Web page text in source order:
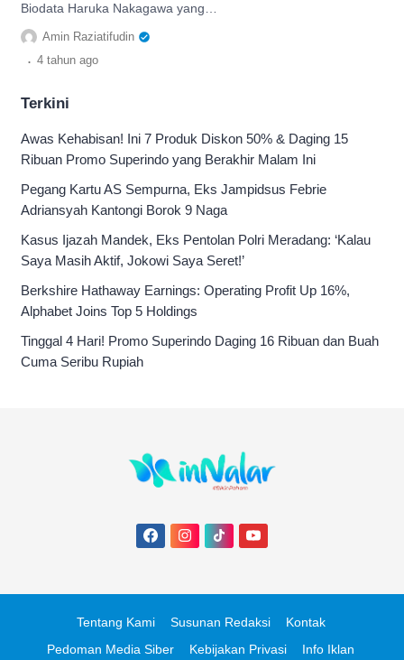
Biodata Haruka Nakagawa yang
merupakan Eks member JKT48, mulai
dari IG, Tiktok dan Instagramnya disini.
Amin Raziatifudin
. 4 tahun ago
Terkini
Awas Kehabisan! Ini 7 Produk Diskon 50% & Daging 15
Ribuan Promo Superindo yang Berakhir Malam Ini
Pegang Kartu AS Sempurna, Eks Jampidsus Febrie
Adriansyah Kantongi Borok 9 Naga
Kasus Ijazah Mandek, Eks Pentolan Polri Meradang: ‘Kalau
Saya Masih Aktif, Jokowi Saya Seret!’
Berkshire Hathaway Earnings: Operating Profit Up 16%,
Alphabet Joins Top 5 Holdings
Tinggal 4 Hari! Promo Superindo Daging 16 Ribuan dan Buah
Cuma Seribu Rupiah
Tentang Kami Susunan Redaksi
Kontak
Pedoman Media Siber
Kebijakan Privasi Info Iklan